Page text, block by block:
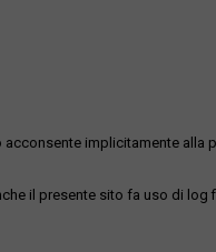
implicitamente
il presente sito fa uso di log